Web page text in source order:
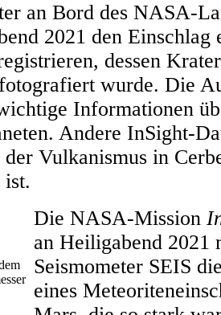
an Bord des NASA-
2021 den Einschlag
dessen
wurde. Die
Informationen
Andere InSight-
Vulkanismus in
ist.
Die NASA-Mission
an Heiligabend 2021
Seismometer SEIS
eines